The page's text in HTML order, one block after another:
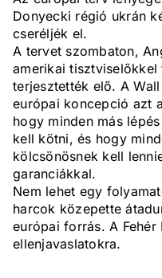
Donyecki régió ukrán
cseréljék el.
A tervet szombaton,
amerikai
terjesztették elő. A
európai koncepció azt
hogy minden más
kell kötni, és hogy
kölcsönösnek kell
garanciákkal.
Nem lehet egy
harcok közepette
európai forrás. A
ellenjavaslatokra.